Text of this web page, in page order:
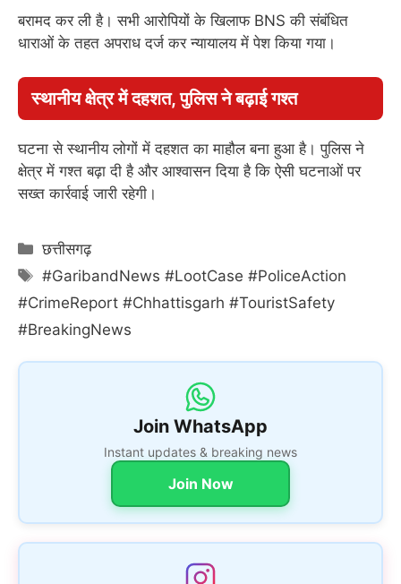
बरामद कर ली है। सभी आरोपियों के खिलाफ BNS की संबंधित
धाराओं के तहत अपराध दर्ज कर न्यायालय में पेश किया गया।
स्थानीय क्षेत्र में दहशत, पुलिस ने बढ़ाई गश्त
घटना से स्थानीय लोगों में दहशत का माहौल बना हुआ है। पुलिस ने
क्षेत्र में गश्त बढ़ा दी है और आश्वासन दिया है कि ऐसी घटनाओं पर
सख्त कार्रवाई जारी रहेगी।
Categories
छत्तीसगढ़
Tags
#GaribandNews #LootCase #PoliceAction
#CrimeReport #Chhattisgarh #TouristSafety
#BreakingNews
Join WhatsApp
Instant updates & breaking news
Join Now